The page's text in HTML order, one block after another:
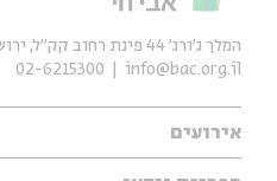
אירועים
עיון
המלך ג'ורג' 44 פינת רחוב קק״ל, ירושלים
info@bac.org.il
02-6215300